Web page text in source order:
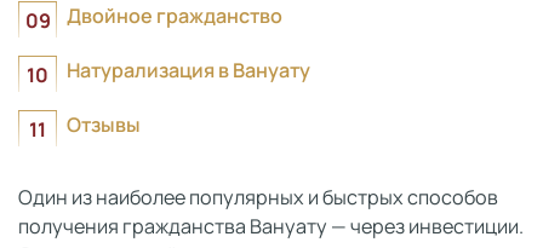
Двойное гражданство
Натурализация в Вануату
Отзывы
Один из наиболее популярных и быстрых способов
получения гражданства Вануату — через инвестиции.